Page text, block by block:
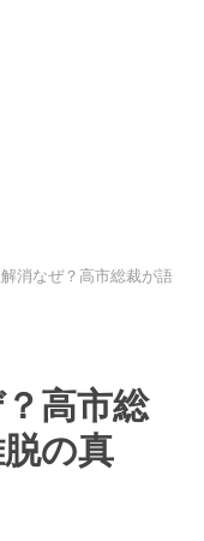
消なぜ？高市総裁が語
高市総
の真